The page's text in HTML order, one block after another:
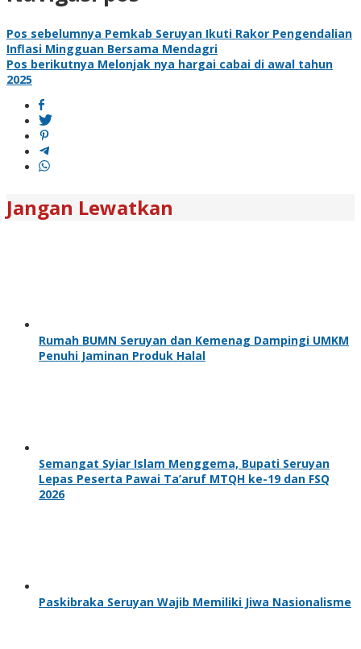
Pos sebelumnya Pemkab Seruyan Ikuti Rakor Pengendalian
Inflasi Mingguan Bersama Mendagri
Pos berikutnya Melonjak nya hargai cabai di awal tahun
2025
Jangan Lewatkan
Rumah BUMN Seruyan dan Kemenag Dampingi UMKM
Penuhi Jaminan Produk Halal
Semangat Syiar Islam Menggema, Bupati Seruyan
Lepas Peserta Pawai Ta’aruf MTQH ke-19 dan FSQ
2026
Paskibraka Seruyan Wajib Memiliki Jiwa Nasionalisme